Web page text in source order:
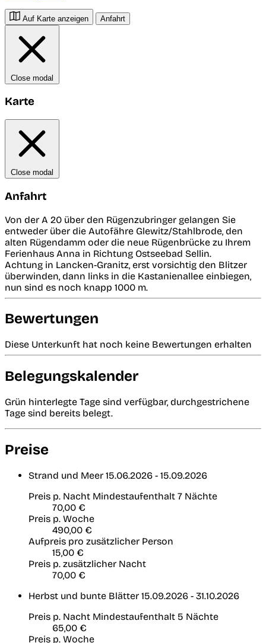
Auf Karte anzeigen Anfahrt
Close modal
Karte
Close modal
Anfahrt
Von der A 20 über den Rügenzubringer gelangen Sie
entweder über die Autofähre Glewitz/Stahlbrode, den
alten Rügendamm oder die neue Rügenbrücke zu Ihrem
Ferienhaus Anna in Richtung Ostseebad Sellin.
Achtung in Lancken-Granitz, erst vorsichtig den Blitzer
überwinden, dann links in die Kastanienallee einbiegen,
nun sind es noch knapp 1000 m.
Bewertungen
Diese Unterkunft hat noch keine Bewertungen erhalten
Belegungskalender
Grün hinterlegte Tage sind verfügbar, durchgestrichene
Tage sind bereits belegt.
Preise
Strand und Meer 15.06.2026 - 15.09.2026
Preis p. Nacht Mindestaufenthalt 7 Nächte
70,00 €
Preis p. Woche
490,00 €
Aufpreis pro zusätzlicher Person
15,00 €
Preis p. zusätzlicher Nacht
70,00 €
Herbst und bunte Blätter 15.09.2026 - 31.10.2026
Preis p. Nacht Mindestaufenthalt 5 Nächte
65,00 €
Preis p. Woche